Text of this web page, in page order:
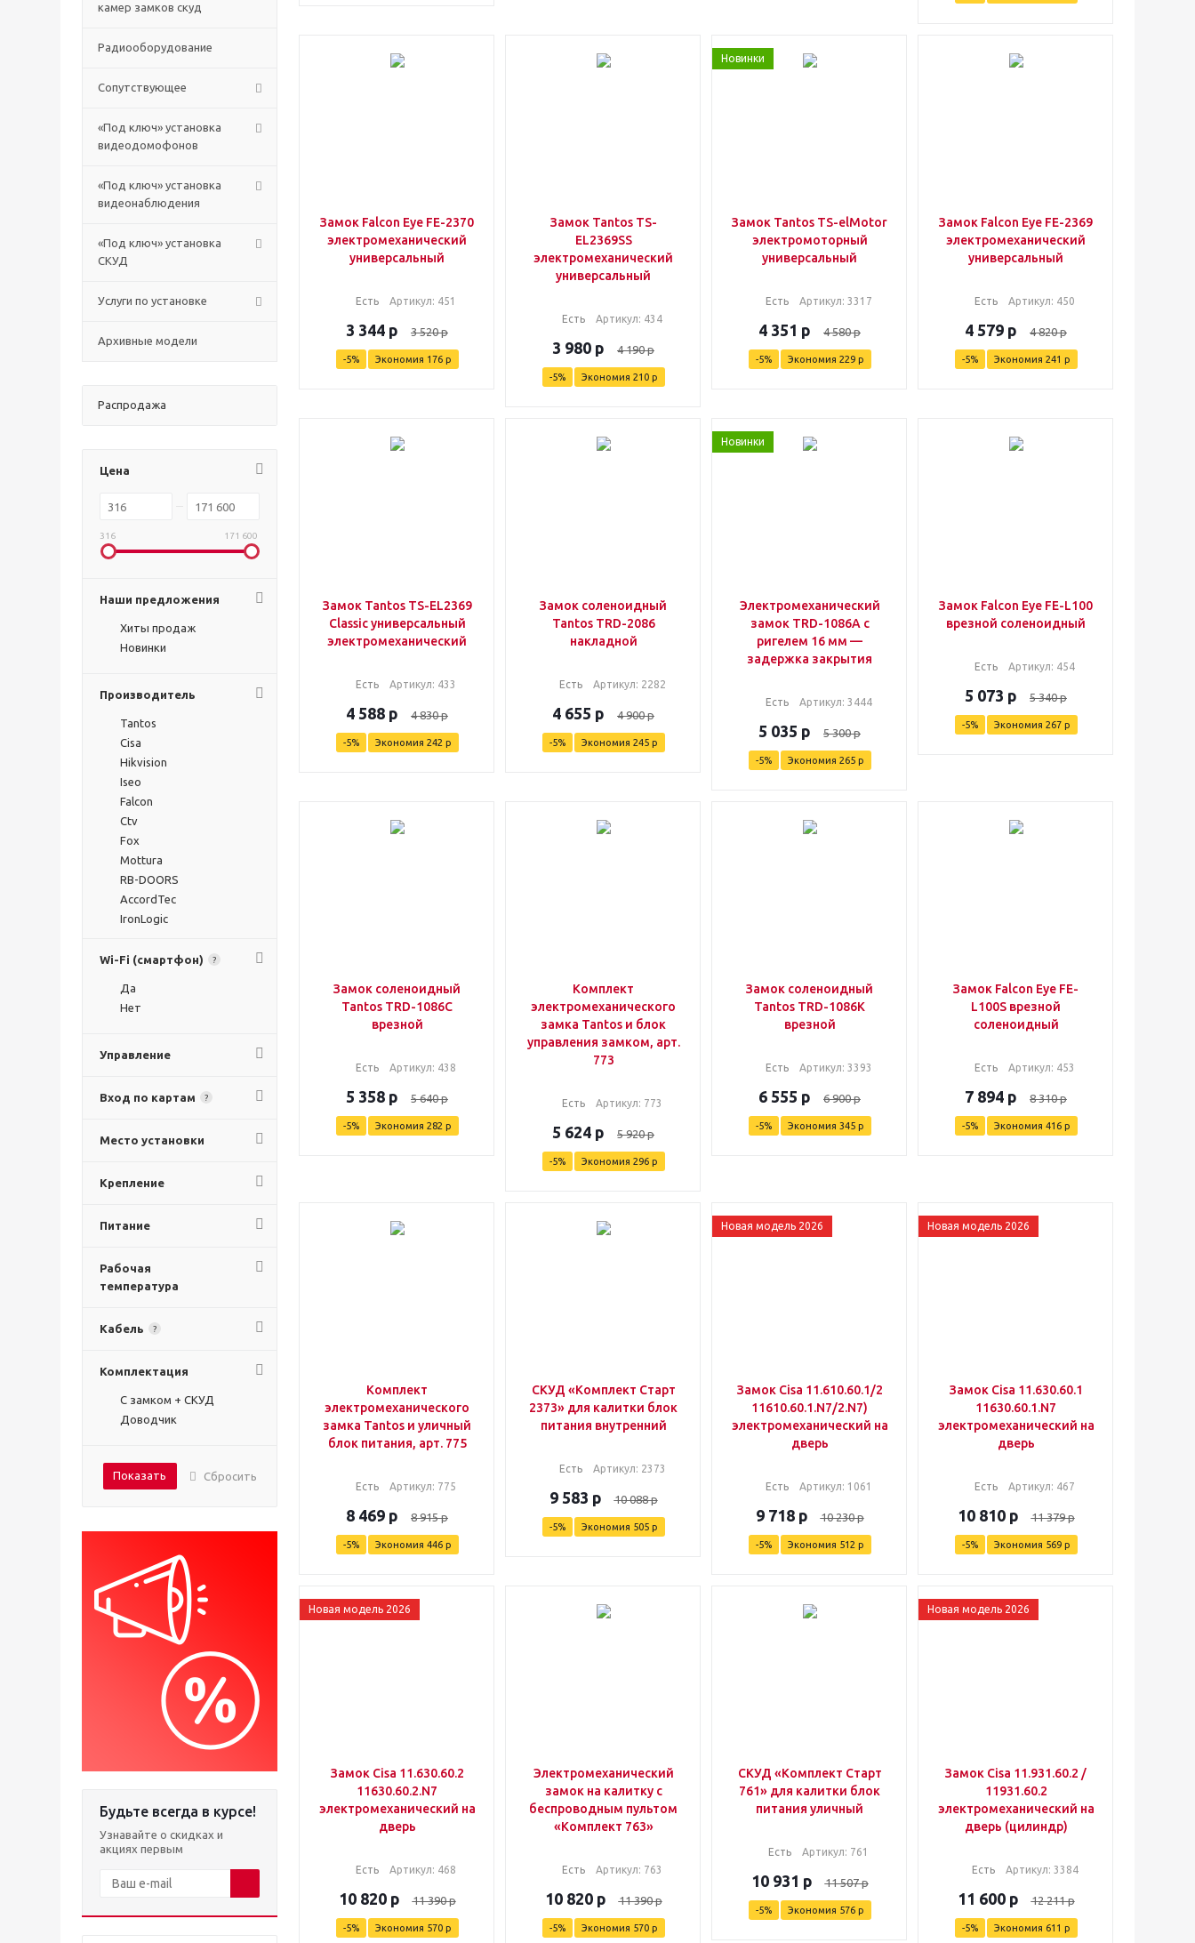
камер замков скуд
Радиооборудование
Сопутствующее
«Под ключ» установка
видеодомофонов
«Под ключ» установка
видеонаблюдения
«Под ключ» установка
СКУД
Услуги по установке
Архивные модели
Распродажа
Цена
316 171 600
Наши предложения
Хиты продаж
Новинки
Производитель
Tantos
Cisa
Hikvision
Iseo
Falcon
Ctv
Fox
Mottura
RB-DOORS
AccordTec
IronLogic
Wi-Fi (смартфон)
?
Да
Нет
Управление
Вход по картам ?
Место установки
Крепление
Питание
Рабочая
температура
Кабель ?
Комплектация
С замком + СКУД
Доводчик
Показать Сбросить
Будьте всегда в курсе!
Узнавайте о скидках и
акциях первым
Замок Falcon Eye FE-2370
электромеханический
универсальный
Есть Артикул: 451
3 344 р 3 520р
-5% Экономия 176р
Замок Tantos TS-
EL2369SS
электромеханический
универсальный
Есть Артикул: 434
3 980 р 4 190р
-5% Экономия 210р
Новинки
Замок Tantos TS-elMotor
электромоторный
универсальный
Есть Артикул: 3317
4 351 р 4 580р
-5% Экономия 229р
Замок Falcon Eye FE-2369
электромеханический
универсальный
Есть Артикул: 450
4 579 р 4 820р
-5% Экономия 241 р
Замок Tantos TS-EL2369
Classic универсальный
электромеханический
Есть Артикул: 433
4 588 р 4 830р
-5% Экономия 242 р
Замок соленоидный
Tantos TRD-2086
накладной
Есть Артикул: 2282
4 655 р 4 900р
-5% Экономия 245р
Новинки
Электромеханический
замок TRD-1086A с
ригелем 16 мм —
задержка закрытия
Есть Артикул: 3444
5 035 р 5 300р
-5% Экономия 265р
Замок Falcon Eye FE-L100
врезной соленоидный
Есть Артикул: 454
5 073 р 5 340р
-5% Экономия 267р
Замок соленоидный
Tantos TRD-1086C
врезной
Есть Артикул: 438
5 358 р 5 640р
-5% Экономия 282 р
Комплект
электромеханического
замка Tantos и блок
управления замком, арт.
773
Есть Артикул: 773
5 624 р 5 920р
-5% Экономия 296р
Замок соленоидный
Tantos TRD-1086K
врезной
Есть Артикул: 3393
6 555 р 6 900р
-5% Экономия 345р
Замок Falcon Eye FE-
L100S врезной
соленоидный
Есть Артикул: 453
7 894 р 8 310р
-5% Экономия 416р
Комплект
электромеханического
замка Tantos и уличный
блок питания, арт. 775
Есть Артикул: 775
8 469 р 8 915р
-5% Экономия 446р
СКУД «Комплект Старт
2373» для калитки блок
питания внутренний
Есть Артикул: 2373
9 583 р 10 088р
-5% Экономия 505р
Новая модель 2026
Замок Cisa 11.610.60.1/2
11610.60.1.N7/2.N7)
электромеханический на
дверь
Есть Артикул: 1061
9 718р 10 230р
-5% Экономия 512 р
Новая модель 2026
Замок Cisa 11.630.60.1
11630.60.1.N7
электромеханический на
дверь
Есть Артикул: 467
10 810р 11 379р
-5% Экономия 569р
Новая модель 2026
Замок Cisa 11.630.60.2
11630.60.2.N7
электромеханический на
дверь
Есть Артикул: 468
10 820р 11 390р
-5% Экономия 570р
Электромеханический
замок на калитку с
беспроводным пультом
«Комплект 763»
Есть Артикул: 763
10 820р 11 390р
-5% Экономия 570р
СКУД «Комплект Старт
761» для калитки блок
питания уличный
Есть Артикул: 761
10 931 р 11 507р
-5% Экономия 576р
Новая модель 2026
Замок Cisa 11.931.60.2 /
11931.60.2
электромеханический на
дверь (цилиндр)
Есть Артикул: 3384
11 600р 12 211р
-5% Экономия 611 р